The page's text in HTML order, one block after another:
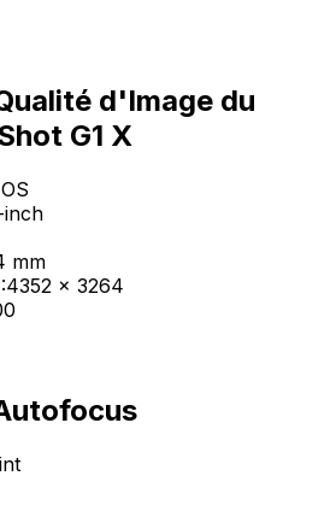
d'Image du
G1 X
inch
mm
4352 x 3264